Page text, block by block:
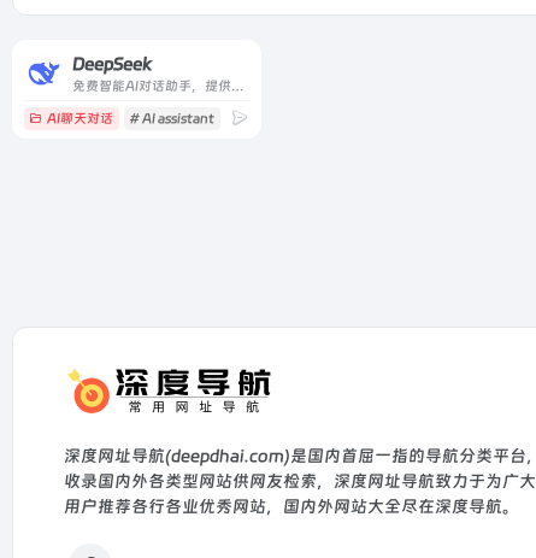
DeepSeek
免费智能AI对话助手，提供高效、便捷的智能交互服务。
AI聊天对话 # AI assistant # AI chatbot
深度网址导航(deepdhai.com)是国内首屈一指的导航分类平台，
收录国内外各类型网站供网友检索，深度网址导航致力于为广大
用户推荐各行各业优秀网站，国内外网站大全尽在深度导航。